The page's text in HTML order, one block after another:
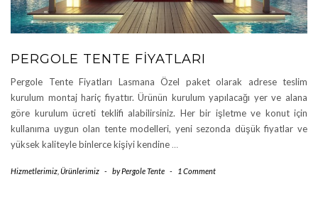
PERGOLE TENTE FIYATLARI
Pergole Tente Fiyatları Lasmana Özel paket olarak adrese teslim
kurulum montaj hariç fiyattır. Ürünün kurulum yapılacağı yer ve alana
göre kurulum ücreti teklifi alabilirsiniz. Her bir işletme ve konut için
kullanıma uygun olan tente modelleri, yeni sezonda düşük fiyatlar ve
yüksek kaliteyle binlerce kişiyi kendine …
Hizmetlerimiz Ürünlerimiz - byPergole Tente - 1 Comment